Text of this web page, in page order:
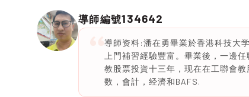
導師編號134642
導師资料:潘在勇畢業於香港科技大
上門補習經驗豐富。畢業後，一邊
教股票投資十三年，现在在工聯會
数，會計，经濟和BAFS.